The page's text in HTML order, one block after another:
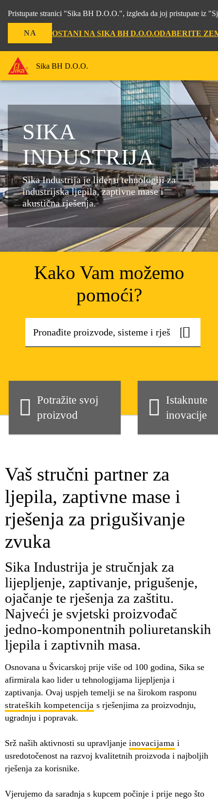
Pristupate stranici "Sika BH D.O.O.", izgleda da joj pristupate iz
NA OSTANI NA SIKA BH D.O.O.ODABERITE
Sika BH D.O.O.
SIKA
INDUSTRIJA
Sika Industrija je lider u tehnologiji za
industrijska ljepila, zaptivne mase i
akustična rješenja.
Kako Vam možemo
pomoći?
Potražite svoj
proizvod
Istaknute
inovacije
Vaš stručni partner za
ljepila, zaptivne mase i
rješenja za prigušivanje
zvuka
Sika Industrija je stručnjak za
lijepljenje, zaptivanje, prigušenje,
ojačanje te rješenja za zaštitu.
Najveći je svjetski proizvođač
jedno-komponentnih poliuretanskih
ljepila i zaptivnih masa.
Osnovana u Švicarskoj prije više od 100 godina, Sika se
afirmirala kao lider u tehnologijama lijepljenja i
zaptivanja. Ovaj uspjeh temelji se na širokom rasponu
strateških kompetencija s rješenjima za proizvodnju,
ugradnju i popravak.
Srž naših aktivnosti su upravljanje inovacijama i
usredotočenost na razvoj kvalitetnih proizvoda i najboljih
rješenja za korisnike.
Vjerujemo da saradnja s kupcem počinje i prije nego što